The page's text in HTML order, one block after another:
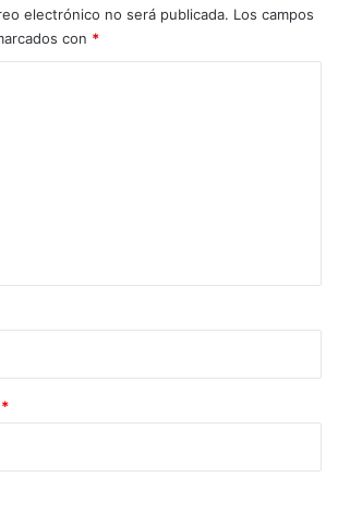
electrónico no será publicada. Los campos
con *
*